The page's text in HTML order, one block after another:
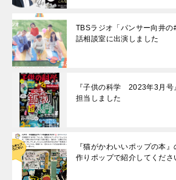
TBSラジオ「パンサー向井
話相談室に出演しました
『子供の科学 2023年3月号
担当しました
『猫がかわいいポップの本
作りポップで紹介してくださ